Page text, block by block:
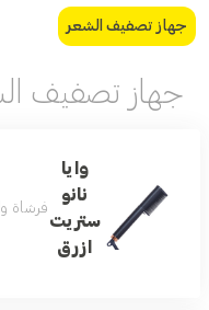
جهاز تصفيف الشعر
جهاز تصفيف
وايا
نانو
ستريت
ازرق
فرشاة